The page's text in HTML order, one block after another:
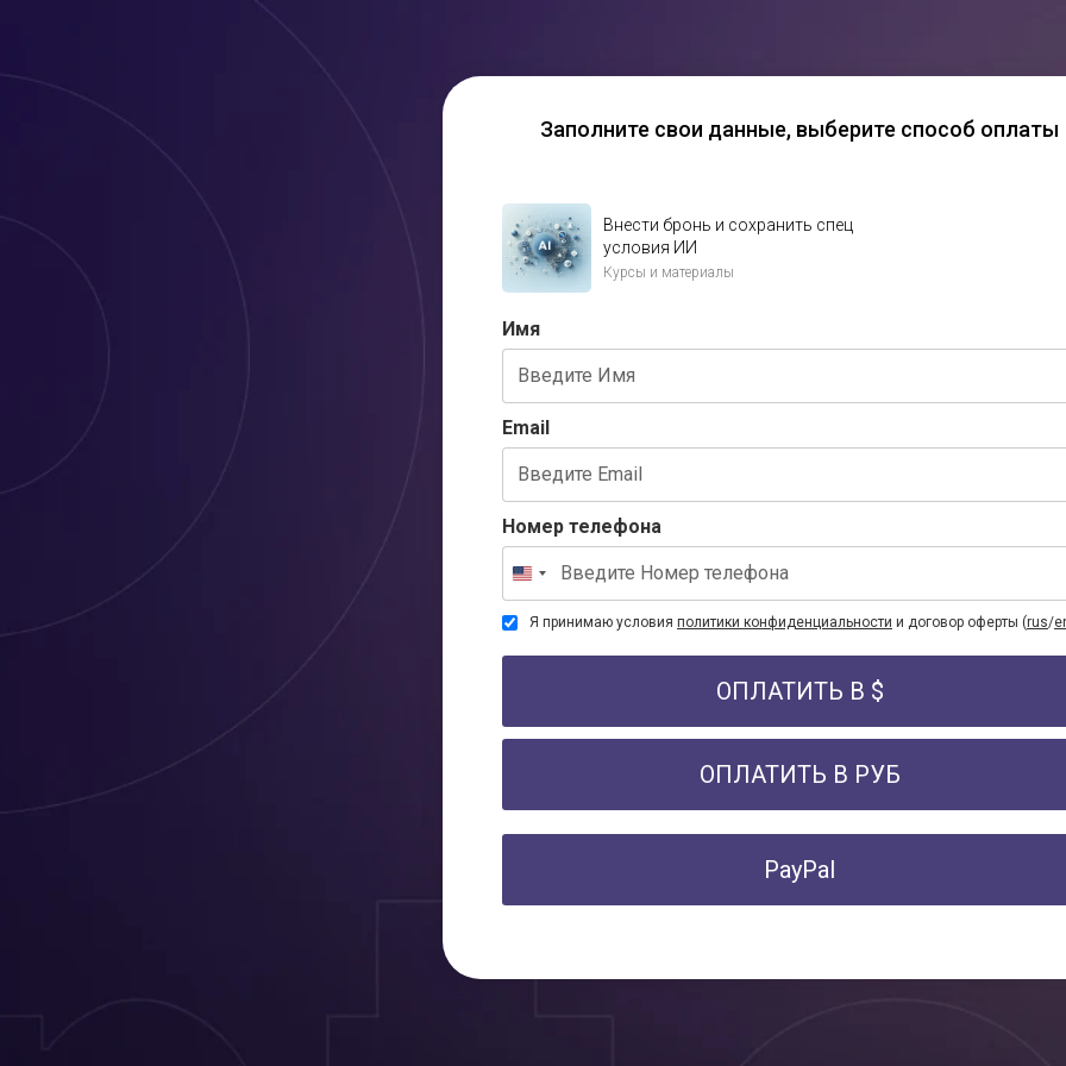
Заполните свои данные, выберите способ оплаты
Внести бронь и сохранить спец
условия ИИ
Курсы и материалы
Имя
Email
Номер телефона
Я принимаю условия политики конфиденциальности и договор оферты (rus/
ОПЛАТИТЬ В $
ОПЛАТИТЬ В РУБ
PayPal